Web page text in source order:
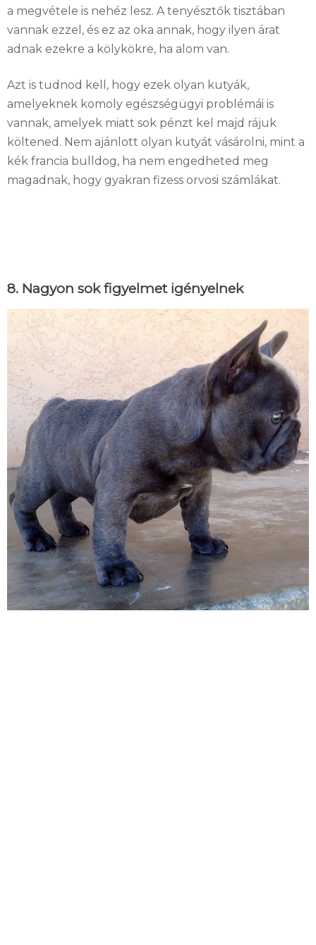
a megvétele is nehéz lesz. A tenyésztők tisztában
vannak ezzel, és ez az oka annak, hogy ilyen árat
adnak ezekre a kölykökre, ha alom van.
Azt is tudnod kell, hogy ezek olyan kutyák,
amelyeknek komoly egészségügyi problémái is
vannak, amelyek miatt sok pénzt kel majd rájuk
költened. Nem ajánlott olyan kutyát vásárolni, mint a
kék francia bulldog, ha nem engedheted meg
magadnak, hogy gyakran fizess orvosi számlákat.
8. Nagyon sok figyelmet igényelnek